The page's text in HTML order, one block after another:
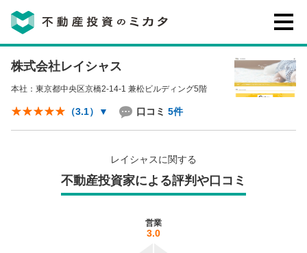
不動産投資のミカタとは
講座・セミナー
不動産投資会社の評判・口コミ
お客様の声
株式会社レイシャス
本社：東京都中央区京橋2-14-1 兼松ビルディング5階
（3.1） ▼ 口コミ 5件
レイシャスに関する
不動産投資家による評判や口コミ
営業
3.0